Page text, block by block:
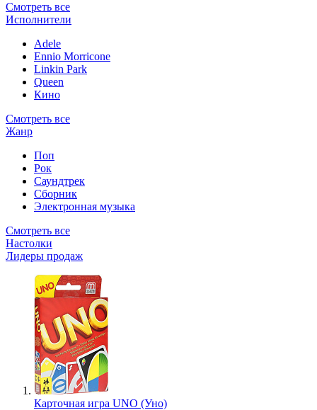
Смотреть все
Исполнители
Adele
Ennio Morricone
Linkin Park
Queen
Кино
Смотреть все
Жанр
Поп
Рок
Саундтрек
Сборник
Электронная музыка
Смотреть все
Настолки
Лидеры продаж
Карточная игра UNO (Уно)